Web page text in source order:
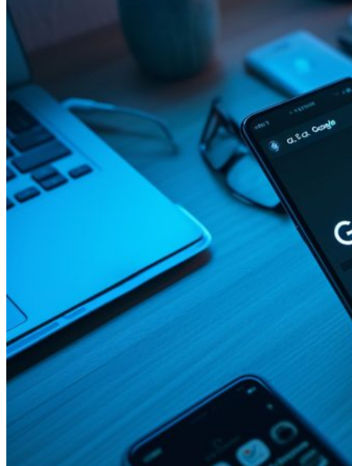
révolution
de
l’intelligence